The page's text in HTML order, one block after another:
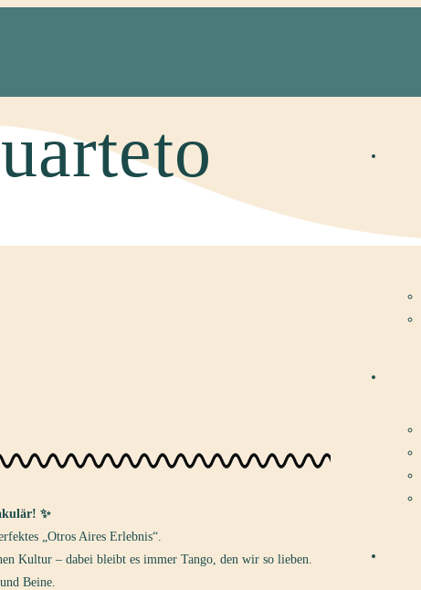
✨
„Otros Aires Erlebnis“.
Kultur – dabei bleibt es immer Tango, den wir so lieben.
Beine.